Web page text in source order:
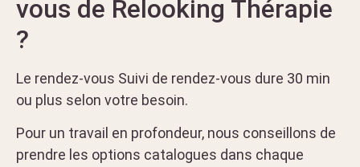
vous de Relooking Thérapie
?
Le rendez-vous Suivi de rendez-vous dure 30 min
ou plus selon votre besoin.
Pour un travail en profondeur, nous conseillons de
prendre les options catalogues dans chaque